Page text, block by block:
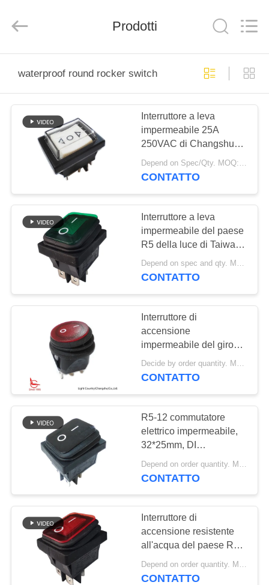
PRODOTTI
VIDEO
MOSTRA
VR
CIRCA
GIRO
DELLA
FABBRICA
CONTROLLO
QUALITÀ
CONTATTICI
NOTIZIE
CASI
MAPPA
Co.,Ltd.
Prodotti
waterproof round rocker switch
Interruttore a leva
impermeabile 25A
250VAC di Changshu
R5-11 del paese della
luce della fabbrica con
Depend on Spec/Qty. MOQ:Negoziabile
CONTATTO
Interruttore a leva
impermeabile del paese
R5 della luce di Taiwan,
32*25mm, DI
ACCENSIONE, IP67,
Depend on spec and qty. MOQ:1000pcs
CONTATTO
Interruttore di
accensione
impermeabile del giro
facile dell'installazione,
φ 20mm, con luce rossa,
Decide by order quantity. MOQ:1000PCS
CONTATTO
R5-12 commutatore
elettrico impermeabile,
32*25mm, DI
ACCENSIONE, 4
terminali, alloggio del
CONTATTO
Interruttore di
accensione resistente
all'acqua del paese R5-
7 della luce della
fabbrica, 32*25mm, luce
Depend on order quantity. MOQ:1000pcs, anche quantità di prova pilota di sostegno.
CONTATTO